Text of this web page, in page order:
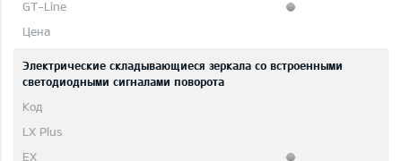
Электрические складывающиеся зеркала со встроенными
светодиодными сигналами поворота